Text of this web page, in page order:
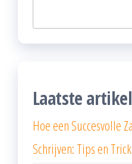
Laatste
Hoe een Succesvolle
Schrijven: Tips en